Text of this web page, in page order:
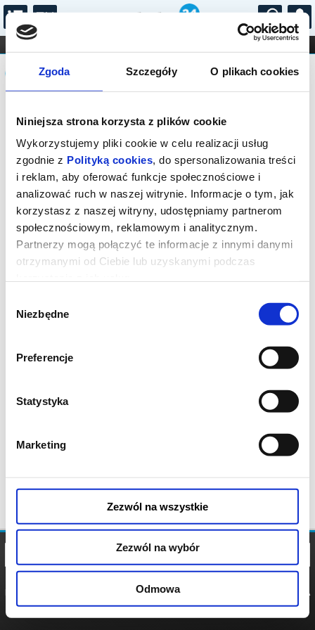
Zgoda Szczegóły O plikach cookies
Niniejsza strona korzysta z plików cookie
Wykorzystujemy pliki cookie w celu realizacji usług
zgodnie z Polityką cookies, do spersonalizowania treści
i reklam, aby oferować funkcje społecznościowe i
analizować ruch w naszej witrynie. Informacje o tym, jak
korzystasz z naszej witryny, udostępniamy partnerom
społecznościowym, reklamowym i analitycznym.
Partnerzy mogą połączyć te informacje z innymi danymi
otrzymanymi od Ciebie lub uzyskanymi podczas
zgody
Niezbędne
Preferencje
Statystyka
Marketing
Zezwól na wszystkie
Zezwól na wybór
Odmowa
...
FILHARMONIA OPERA I BALET
STAND-UP
DLA DZIECI
Komunikat
Sprzedaż biletów on-line na wydarzenie
została zakończona.
POLITYKA
POLITYKA